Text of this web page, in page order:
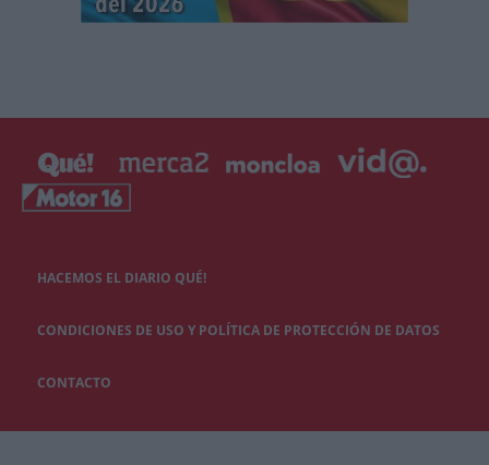
HACEMOS EL DIARIO QUÉ!
CONDICIONES DE USO Y POLÍTICA DE PROTECCIÓN DE DATOS
CONTACTO